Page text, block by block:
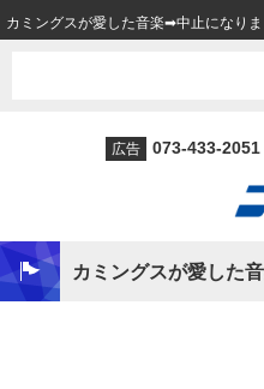
カミングスが愛した音楽➡中止になり
広告 073-433-2051
カミングスが愛した